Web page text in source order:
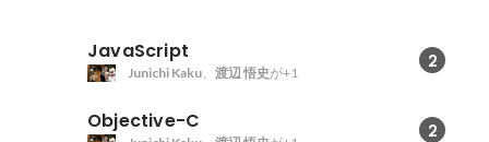
JavaScript 2
Junichi Kaku、 渡辺 悟史が+1
Objective-C 2